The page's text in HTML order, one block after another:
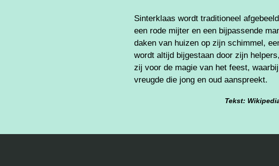
Sinterklaas wordt traditioneel
een rode mijter en een bijpassende
daken van huizen op zijn schimmel,
wordt altijd bijgestaan door zijn
zij voor de magie van het feest,
vreugde die jong en oud aanspreekt.
Tekst: